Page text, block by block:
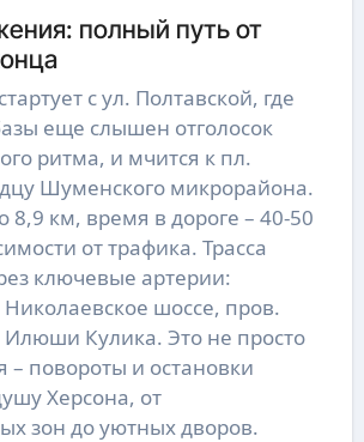
полный путь от
с ул. Полтавской, где
еще слышен отголосок
ритма, и мчится к пл.
Шуменского микрорайона.
8,9 км, время в дороге – 40-50
от трафика. Трасса
ключевые артерии:
шоссе, пров.
Илюши Кулика. Это не просто
– повороты и остановки
Херсона, от
зон до уютных дворов.